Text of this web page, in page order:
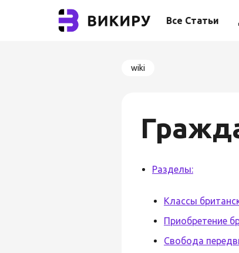
Все Статьи
wiki
Разделы:
Классы
Приобретение
Свобода